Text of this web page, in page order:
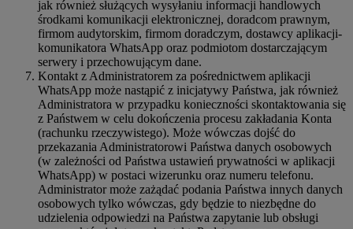
jak również służących wysyłaniu informacji handlowych
środkami komunikacji elektronicznej, doradcom prawnym,
firmom audytorskim, firmom doradczym, dostawcy aplikacji-
komunikatora WhatsApp oraz podmiotom dostarczającym
serwery i przechowującym dane.
Kontakt z Administratorem za pośrednictwem aplikacji
WhatsApp może nastąpić z inicjatywy Państwa, jak również
Administratora w przypadku konieczności skontaktowania się
z Państwem w celu dokończenia procesu zakładania Konta
(rachunku rzeczywistego). Może wówczas dojść do
przekazania Administratorowi Państwa danych osobowych
(w zależności od Państwa ustawień prywatności w aplikacji
WhatsApp) w postaci wizerunku oraz numeru telefonu.
Administrator może zażądać podania Państwa innych danych
osobowych tylko wówczas, gdy będzie to niezbędne do
udzielenia odpowiedzi na Państwa zapytanie lub obsługi